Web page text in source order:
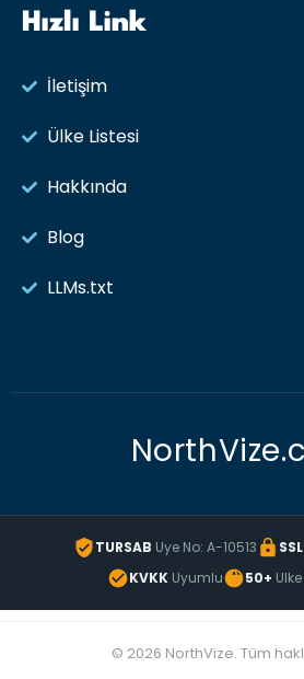
Hızlı Link
İletişim
Ülke Listesi
Hakkında
Blog
LLMs.txt
TURSAB Uye No: A-10513 SSL
KVKK Uyumlu 50+
© 2026 NorthVize. Tüm